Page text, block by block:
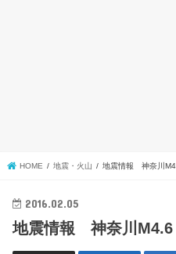
HOME 地震・火山 地震情報 神奈川
2016.02.05
地震情報 神奈川M4.6